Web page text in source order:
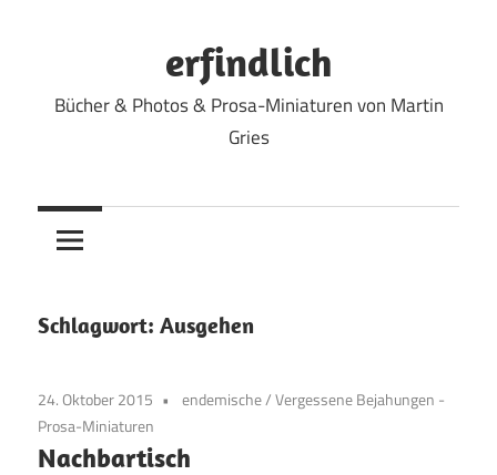
erfindlich
Bücher & Photos & Prosa-Miniaturen von Martin
Gries
Schlagwort: Ausgehen
24. Oktober 2015 endemische/Vergessene Bejahungen -
Prosa-Miniaturen
Nachbartisch